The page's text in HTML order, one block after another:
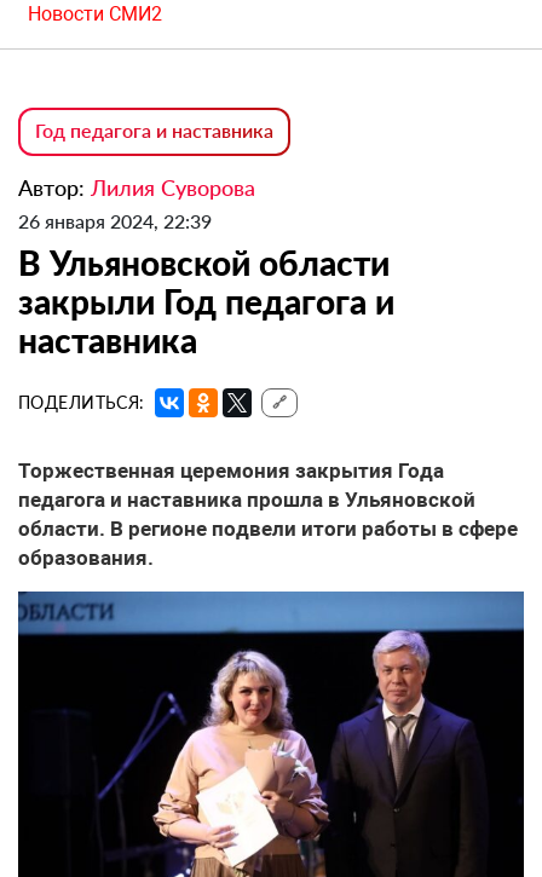
Новости СМИ2
Год педагога и наставника
Автор: Лилия Суворова
26 января 2024, 22:39
В Ульяновской области
закрыли Год педагога и
наставника
ПОДЕЛИТЬСЯ: 🔗
Торжественная церемония закрытия Года
педагога и наставника прошла в Ульяновской
области. В регионе подвели итоги работы в сфере
образования.